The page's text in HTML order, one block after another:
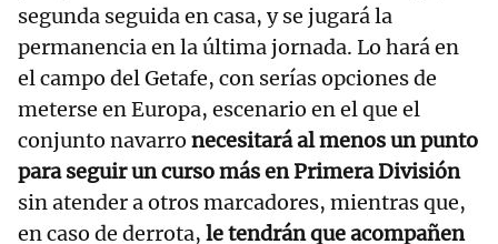
segunda seguida en casa, y se jugará la
permanencia en la última jornada. Lo hará en
el campo del Getafe, con serías opciones de
meterse en Europa, escenario en el que el
conjunto navarro necesitará al menos un punto
para seguir un curso más en Primera División
sin atender a otros marcadores, mientras que,
en caso de derrota, le tendrán que acompañen